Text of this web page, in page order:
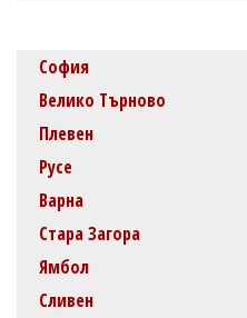
София
Велико Търново
Плевен
Русе
Варна
Стара Загора
Ямбол
Сливен